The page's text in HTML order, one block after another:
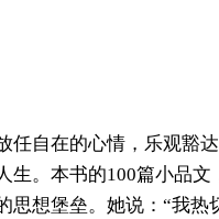
任自在的心情，乐观豁
生。本书的100篇小品
思想堡垒。她说：“我